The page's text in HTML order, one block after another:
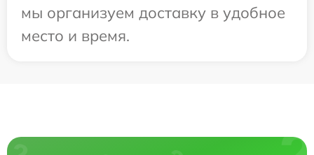
мы организуем доставку в удобное
место и время.